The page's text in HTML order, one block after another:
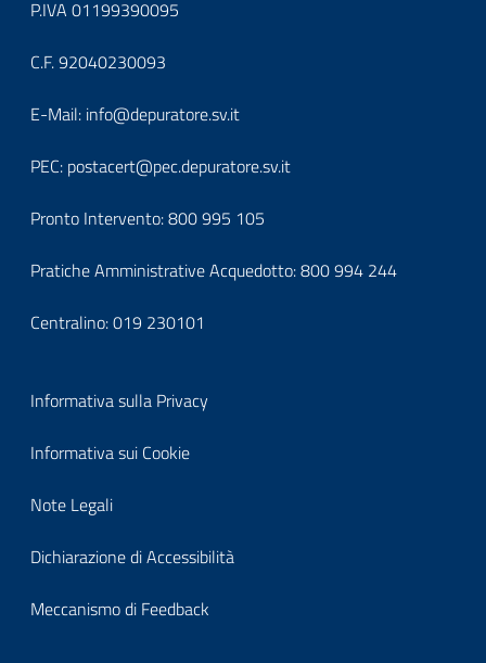
Block
it-
block-
footerindirizzo
P.IVA 01199390095
C.F. 92040230093
Block
it-
block-
footercontatti
E-Mail: info@depuratore.sv.it
PEC: postacert@pec.depuratore.sv.it
Pronto Intervento:800 995 105
Pratiche Amministrative Acquedotto:800 994 244
Centralino:019 230101
Block
it-
block-
footerprivacy
Informativa sulla Privacy
Informativa sui Cookie
Note Legali
Dichiarazione di Accessibilità
Meccanismo di Feedback